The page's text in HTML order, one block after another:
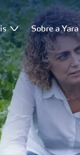
Sobre a Yara